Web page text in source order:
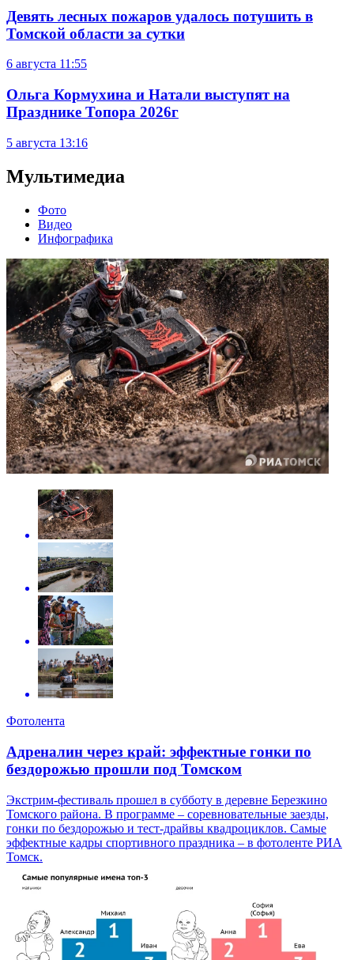
Девять лесных пожаров удалось потушить в
Томской области за сутки
6 августа 11:55
Ольга Кормухина и Натали выступят на
Празднике Топора 2026г
5 августа 13:16
Мультимедиа
Фото
Видео
Инфографика
Фотолента
Адреналин через край: эффектные гонки по
бездорожью прошли под Томском
Экстрим-фестиваль прошел в субботу в деревне Березкино
Томского района. В программе – соревновательные заезды,
гонки по бездорожью и тест-драйвы квадроциклов. Самые
эффектные кадры спортивного праздника – в фотоленте РИА
Томск.